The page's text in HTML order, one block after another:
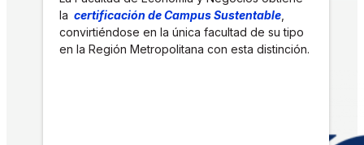
la certificación de Campus Sustentable
convirtiéndose en la única facultad de su tipo
en la Región Metropolitana con esta distinción.